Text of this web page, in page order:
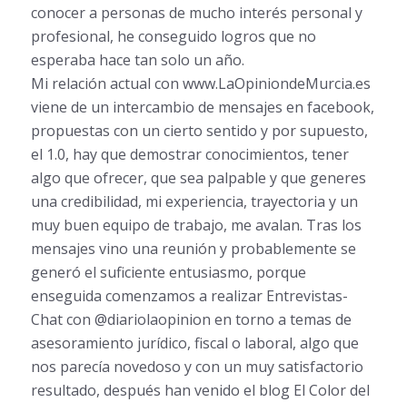
conocer a personas de mucho interés personal y
profesional, he conseguido logros que no
esperaba hace tan solo un año.
Mi relación actual con www.LaOpiniondeMurcia.es
viene de un intercambio de mensajes en facebook,
propuestas con un cierto sentido y por supuesto,
el 1.0, hay que demostrar conocimientos, tener
algo que ofrecer, que sea palpable y que generes
una credibilidad, mi experiencia, trayectoria y un
muy buen equipo de trabajo, me avalan. Tras los
mensajes vino una reunión y probablemente se
generó el suficiente entusiasmo, porque
enseguida comenzamos a realizar Entrevistas-
Chat con @diariolaopinion en torno a temas de
asesoramiento jurídico, fiscal o laboral, algo que
nos parecía novedoso y con un muy satisfactorio
resultado, después han venido el blog El Color del